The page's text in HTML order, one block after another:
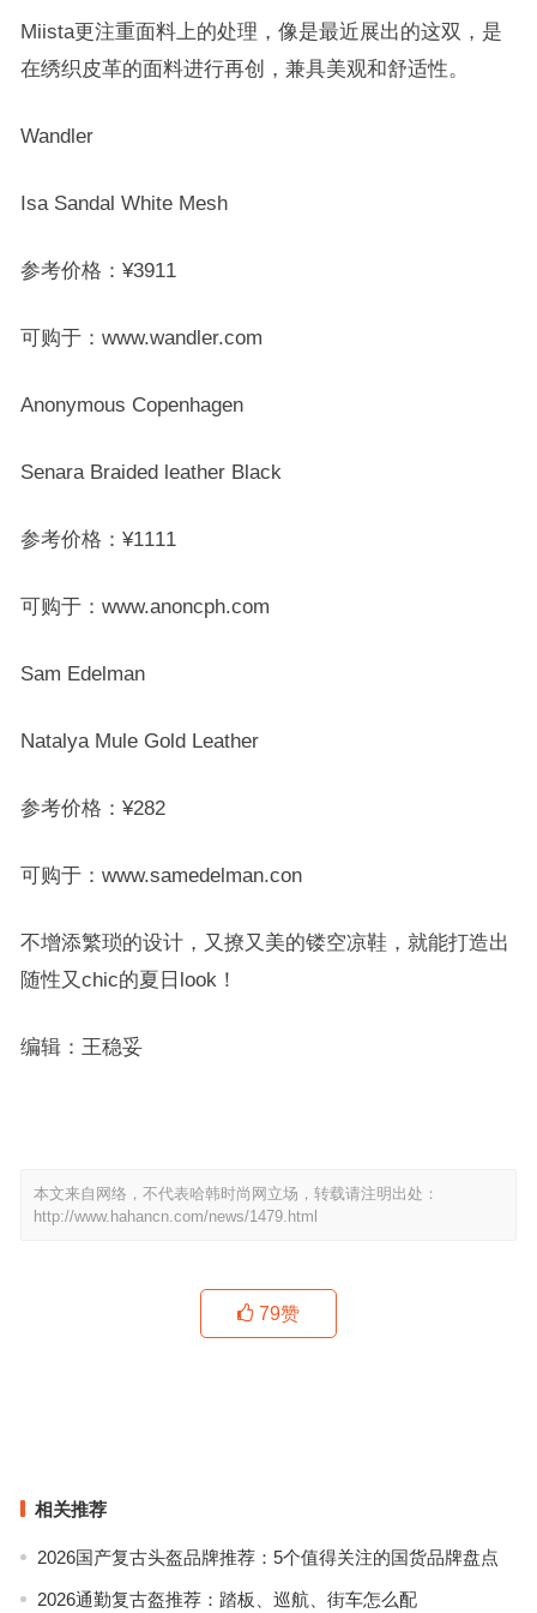
Miista更注重面料上的处理，像是最近展出的这双，是
在绣织皮革的面料进行再创，兼具美观和舒适性。
Wandler
Isa Sandal White Mesh
参考价格：¥3911
可购于：www.wandler.com
Anonymous Copenhagen
Senara Braided leather Black
参考价格：¥1111
可购于：www.anoncph.com
Sam Edelman
Natalya Mule Gold Leather
参考价格：¥282
可购于：www.samedelman.con
不增添繁琐的设计，又撩又美的镂空凉鞋，就能打造出
随性又chic的夏日look！
编辑：王稳妥
本文来自网络，不代表哈韩时尚网立场，转载请注明出处：
http://www.hahancn.com/news/1479.html
79赞
相关推荐
2026国产复古头盔品牌推荐：5个值得关注的国货品牌盘点
2026通勤复古盔推荐：踏板、巡航、街车怎么配